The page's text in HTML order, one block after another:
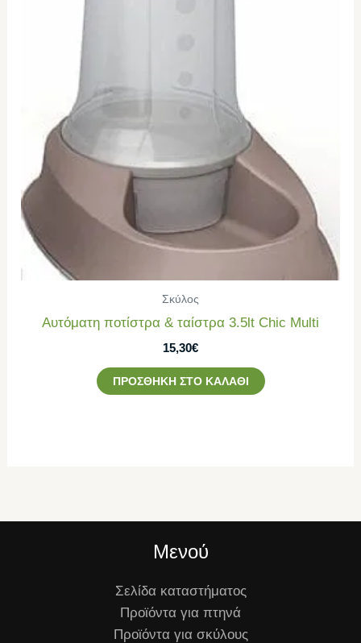
Σκύλος
Αυτόματη ποτίστρα & ταίστρα 3.5lt Chic Multi
15,30€
ΠΡΟΣΘΉΚΗ ΣΤΟ ΚΑΛΆΘΙ
Μενού
Σελίδα καταστήματος
Προϊόντα για πτηνά
Προϊόντα για σκύλους